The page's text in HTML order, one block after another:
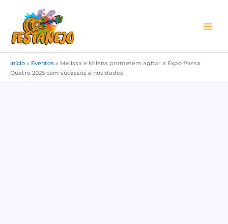
conteúdo
Início » Eventos » Melissa e Milena prometem agitar a Expo Passa
Quatro 2025 com sucessos e novidades